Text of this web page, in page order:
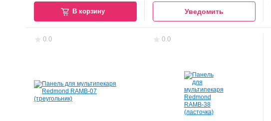
В корзину Уведомить
0.0 0.0